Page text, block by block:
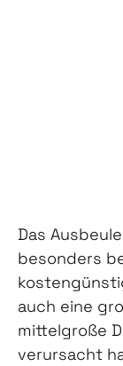
Das
besonders
auch eine
mittelgroße
verursacht